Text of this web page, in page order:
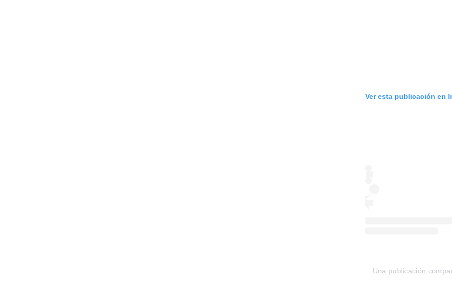
Ver esta publicación en
Una publicación